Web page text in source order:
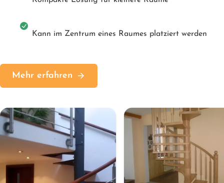
Kann im Zentrum eines Raumes platziert werden
Mehr erfahren